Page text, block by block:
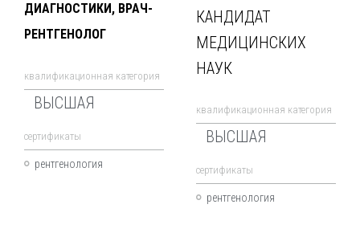
ДИАГНОСТИКИ, ВРАЧ-
РЕНТГЕНОЛОГ
квалификационная категория
ВЫСШАЯ
cертификаты
рентгенология
КАНДИДАТ
МЕДИЦИНСКИХ
НАУК
квалификационная категория
ВЫСШАЯ
cертификаты
рентгенология